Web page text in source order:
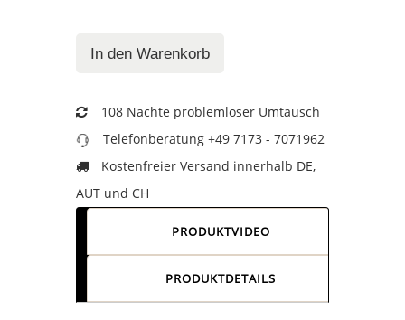
No.
quantity
In den Warenkorb
108 Nächte problemloser Umtausch
Telefonberatung +49 7173 - 7071962
Kostenfreier Versand innerhalb DE,
AUT und CH
PRODUKTVIDEO
PRODUKTDETAILS